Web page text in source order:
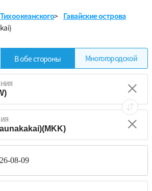
> Гавайские острова
В обе стороны Многогородской
08-09